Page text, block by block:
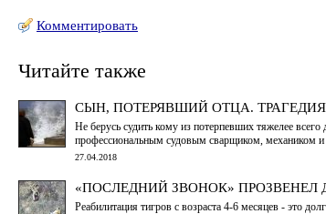
Комментировать
Читайте также
СЫН, ПОТЕРЯВШИЙ ОТЦА.
Не берусь судить кому из потерпевших тяжелее
профессиональным судовым сварщиком, механиком
27.04.2018
«ПОСЛЕДНИЙ ЗВОНОК» ПРОЗВЕНЕЛ
Реабилитация тигров с возраста 4-6 месяцев - это